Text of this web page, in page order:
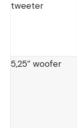
tweeter
5,25″ woofer